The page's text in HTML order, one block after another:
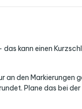
kann einen
an den Markierungen
Plane das bei der